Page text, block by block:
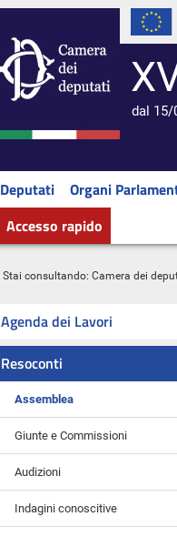
dal 15/
Deputati Organi
Accesso rapido
Stai consultando: Camera dei
Agenda dei Lavori
Resoconti
Assemblea
Giunte e Commissioni
Audizioni
Indagini conoscitive